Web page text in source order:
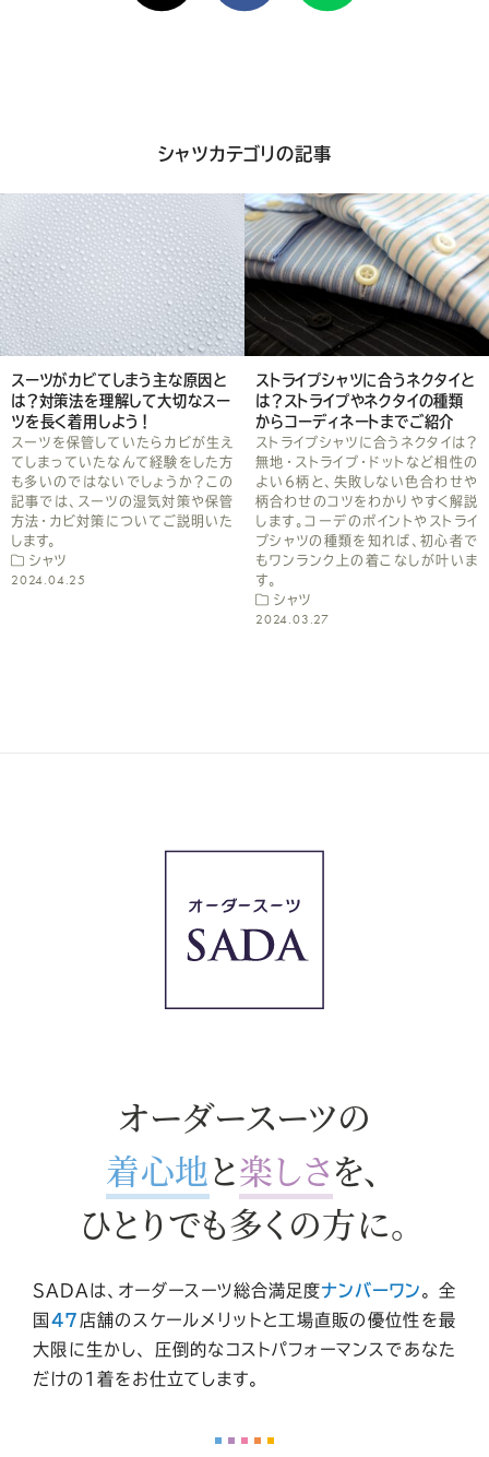
け
シ
ア
し
て
く
だ
さ
い
シャツカテゴリの記事
スーツがカビてしまう主な原因と
は？対策法を理解して大切なスー
ツを長く着用しよう！
スーツを保管していたらカビが生え
てしまっていたなんて経験をした方
も多いのではないでしょうか？この
記事では、スーツの湿気対策や保管
方法・カビ対策についてご説明いた
します。
シャツ
2024.04.25
ストライプシャツに合うネクタイと
は？ストライプやネクタイの種類
からコーディネートまでご紹介
ストライプシャツに合うネクタイは？
無地・ストライプ・ドットなど相性の
よい6柄と、失敗しない色合わせや
柄合わせのコツをわかりやすく解説
します。コーデのポイントやストライ
プシャツの種類を知れば、初心者で
もワンランク上の着こなしが叶いま
す。
シャツ
2024.03.27
オーダースーツの
着心地と楽しさを、
ひとりでも多くの方に。
SADAは、オーダースーツ総合満足度ナンバーワン 。
全
国 47 店舗のスケールメリットと工場直販の優位性を最
大限に生かし、
圧倒的なコストパフォーマンスであなた
だけの1着をお仕立てします。